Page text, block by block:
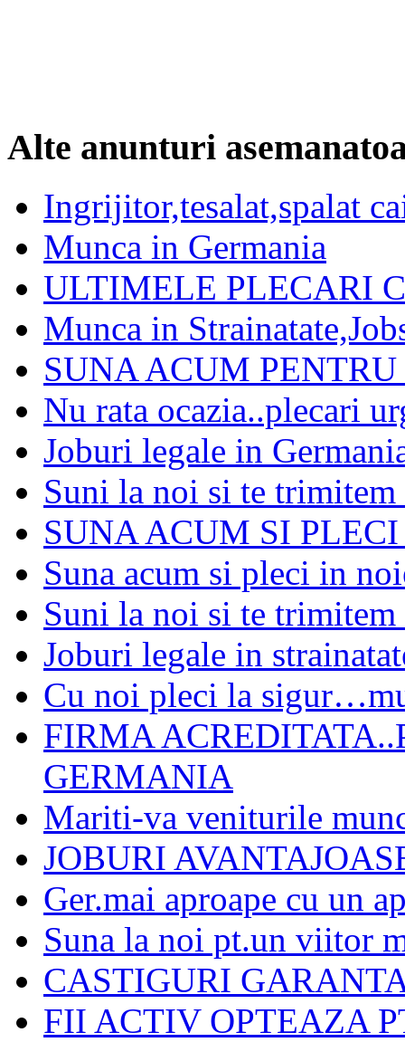
Alte anunturi
Ingrijitor,tesalat,spalat
Munca in Germania
ULTIMELE PLECARI
Munca in
SUNA ACUM
Nu rata ocazia..plecari
Joburi legale in
Suni la noi si te
SUNA ACUM SI
Suna acum si pleci in
Suni la noi si te
Joburi legale in
Cu noi pleci la
FIRMA
GERMANIA
Mariti-va veniturile
JOBURI
Ger.mai aproape cu un
Suna la noi pt.un viitor
CASTIGURI
FII ACTIV OPTEAZA